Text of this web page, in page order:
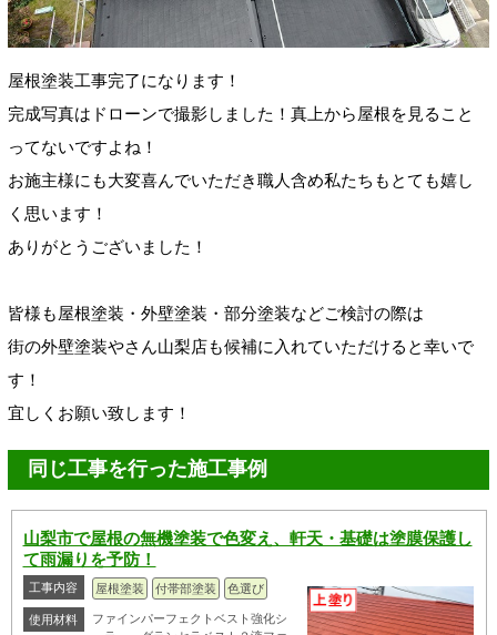
屋根塗装工事完了になります！
完成写真はドローンで撮影しました！真上から屋根を見ること
ってないですよね！
お施主様にも大変喜んでいただき職人含め私たちもとても嬉し
く思います！
ありがとうございました！
皆様も屋根塗装・外壁塗装・部分塗装などご検討の際は
街の外壁塗装やさん山梨店も候補に入れていただけると幸いで
す！
宜しくお願い致します！
同じ工事を行った施工事例
山梨市で屋根の無機塗装で色変え、軒天・基礎は塗膜保護し
て雨漏りを予防！
工事内容 屋根塗装 付帯部塗装 色選び
使用材料
ファインパーフェクトベスト強化シ